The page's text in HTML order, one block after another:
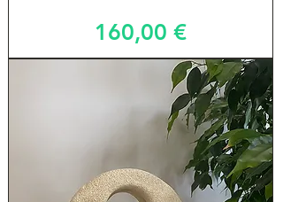
Prix
160,00 €